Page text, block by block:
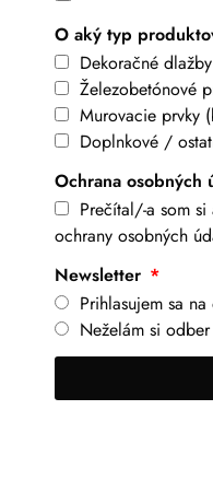
O aký typ
Dekoračné
Železobetónové
Murovacie prvky
Doplnkové /
Ochrana osobných
Prečítal/-a som si
ochrany osobných
Newsletter
Prihlasujem sa
Neželám si